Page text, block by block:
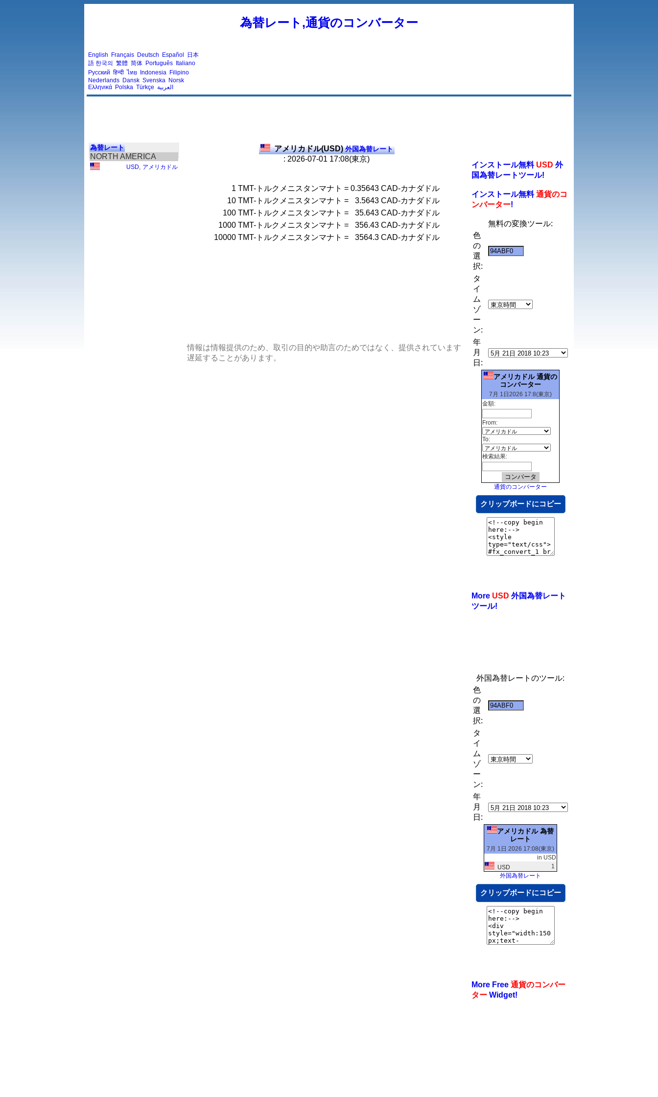
為替レート,通貨のコンバーター
English Français Deutsch Español
日本
語 한국의 繁體 简体 Português Italiano
Русский हिन्दी ไทย Indonesia Filipino
Nederlands Dansk Svenska Norsk
Ελληνικά Polska Türkçe العربية
為替レート
NORTH AMERICA
USD アメリカドル
アメリカドル(USD)外国為替レート
: 2026-07-01 17:08(東京)
1 TMT-トルクメニスタンマナト = 0.35643 CAD-カナダドル
10 TMT-トルクメニスタンマナト = 3.5643 CAD-カナダドル
100 TMT-トルクメニスタンマナト = 35.643 CAD-カナダドル
1000 TMT-トルクメニスタンマナト = 356.43 CAD-カナダドル
10000 TMT-トルクメニスタンマナト = 3564.3 CAD-カナダドル
情報は情報提供のため、取引の目的や助言のためではなく、提供されています
遅延することがあります。
インストール無料 USD 外
国為替レートツール!
インストール無料通貨のコ
ンバーター!
無料の変換ツール:
色
の
選
択:
タ
イ
ム
ゾ
ー
ン:
年
月
日:
アメリカドル 通貨の
コンバーター
7月 1日2026 17:8(東京)
金額:
From:
To:
検索結果:
通貨のコンバーター
クリップボードにコピー
More USD 外国為替レート
ツール!
外国為替レートのツール:
色
の
選
択:
タ
イ
ム
ゾ
ー
ン:
年
月
日:
アメリカドル 為替
レート
7月 1日 2026 17:08(東京)
in USD
USD
1
外国為替レート
クリップボードにコピー
More Free 通貨のコンバー
ター Widget!